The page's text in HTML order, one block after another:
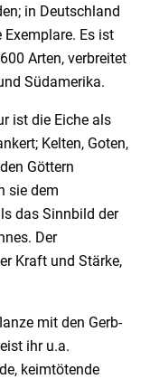
in Deutschland
Es ist
Arten, verbreitet
Südamerika.
ist die Eiche als
Kelten, Goten,
Göttern
sie dem
das Sinnbild der
Der
Kraft und Stärke,
mit den Gerb-
ihr u.a.
keimtötende